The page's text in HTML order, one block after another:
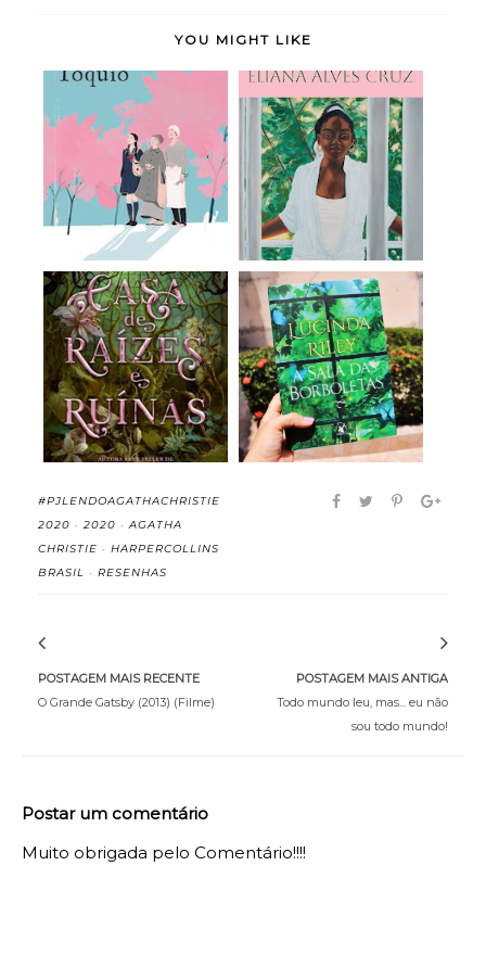
YOU MIGHT LIKE
Doce Tóquio - Durian
Sukegawa (rese...
Meridiana - Eliana
Alves Cruz (rese...
A Casa de Raízes e
Ruínas (Irmãs do...
A Sala das Borboletas
- Lucinda Ril...
#PJLENDOAGATHACHRISTIE
2020 · 2020 · AGATHA
CHRISTIE · HARPERCOLLINS
BRASIL
· RESENHAS
POSTAGEM MAIS RECENTE
O Grande Gatsby (2013) (Filme)
POSTAGEM MAIS ANTIGA
Todo mundo leu, mas... eu não
sou todo mundo!
Postar um comentário
Muito obrigada pelo Comentário!!!!